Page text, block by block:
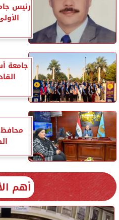
رئيس
جامعة
محافظ
أهم